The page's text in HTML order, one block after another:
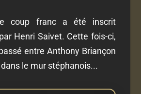
coup franc a été inscrit
Henri Saivet. Cette fois-ci,
entre Anthony Briançon
le mur stéphanois...